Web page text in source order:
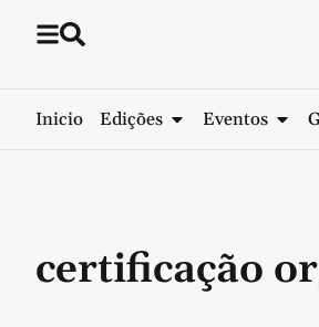
Inicio Edições Eventos
certificação